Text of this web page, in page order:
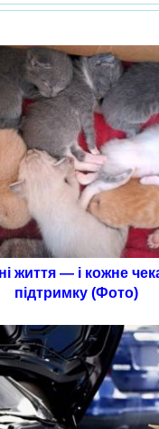
життя — і кожне
підтримку (Фото)